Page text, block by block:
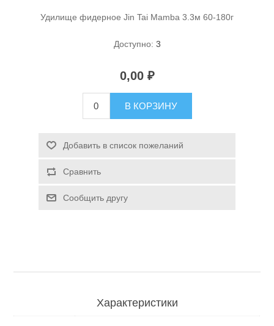
Туризм и Активный отдых
Удилище фидерное Jin Tai Mamba 3.3м 60-180г
Доступно: 3
0,00 ₽
В КОРЗИНУ
Добавить в список пожеланий
Сравнить
Сообщить другу
Характеристики